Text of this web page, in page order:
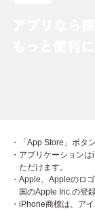
・「App Store」ボタ
・アプリケーション
ただけます。
・Apple、Appleのロ
国のApple Inc.の登
・iPhone商標は、ア